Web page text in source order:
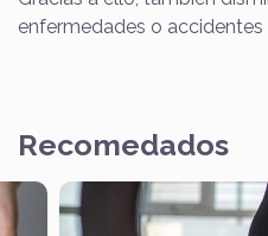
enfermedades o
Recomedados